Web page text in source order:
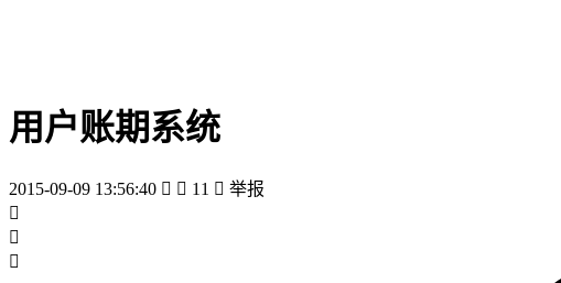
用户账期系统
2015-09-09 13:56:40   11  举报


